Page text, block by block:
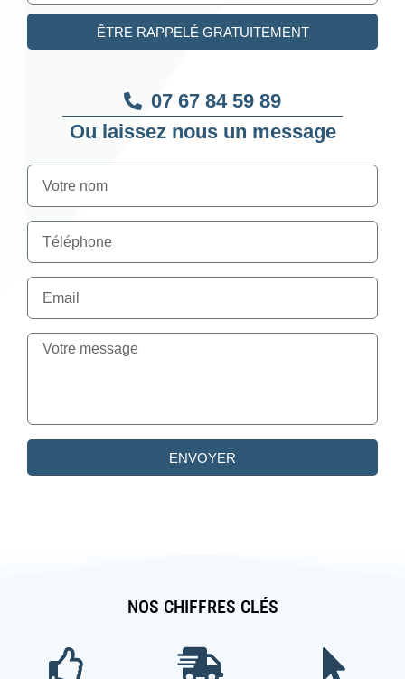
ÊTRE RAPPELÉ GRATUITEMENT
07 67 84 59 89
Ou laissez nous un message
ENVOYER
NOS CHIFFRES CLÉS